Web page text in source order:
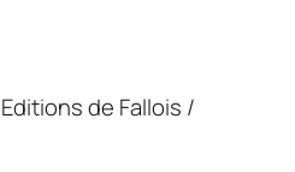
de Fallois /